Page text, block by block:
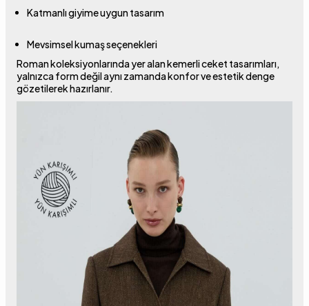
Katmanlı giyime uygun tasarım
Mevsimsel kumaş seçenekleri
Roman koleksiyonlarında yer alan kemerli ceket tasarımları,
yalnızca form değil aynı zamanda konfor ve estetik denge
gözetilerek hazırlanır.